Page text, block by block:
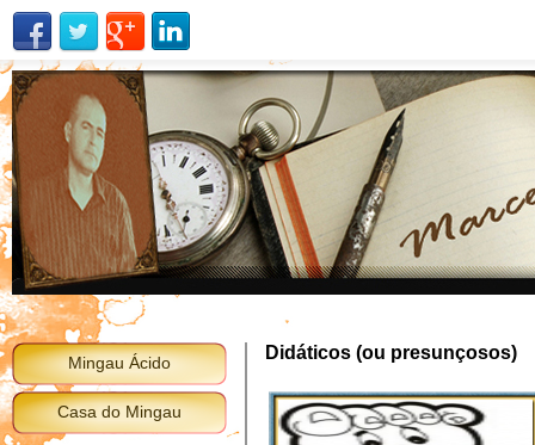
Mingau Ácido
Casa do Mingau
Didáticos (ou presunçosos)